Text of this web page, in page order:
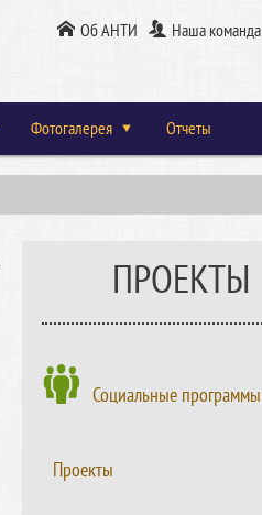
Об АНТИ Наша команда
Фотогалерея Отчеты
ПРОЕКТЫ
Социальные программы
Проекты